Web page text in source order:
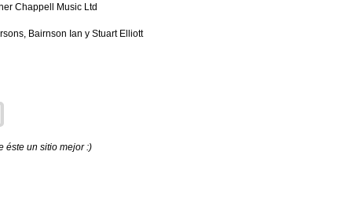
Chappell Music Ltd
Bairnson Ian y Stuart Elliott
éste un sitio mejor :)